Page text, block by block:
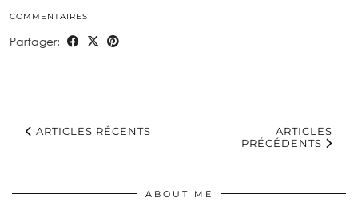
COMMENTAIRES
Partager:
ARTICLES RÉCENTS
ARTICLES
PRÉCÉDENTS
ABOUT ME